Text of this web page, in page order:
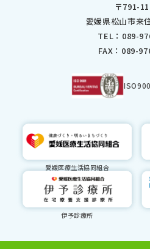
2024年2月
2024年1月
2023年12月
2023年10月
2023年9月
2023年7月
2023年6月
2023年3月
2023年2月
2023年1月
2022年12月
〒791-
愛媛県松山市来
TEL： 089-
FAX：089-
愛媛医療生活協同組合
伊予診療所